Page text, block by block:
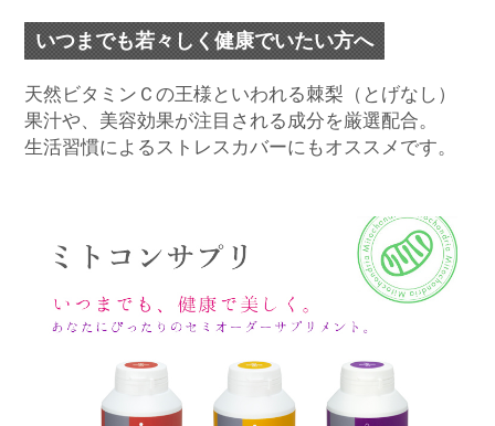
いつまでも若々しく健康でいたい方へ
天然ビタミンＣの王様といわれる棘梨（とげなし）
果汁や、美容効果が注目される成分を厳選配合。
生活習慣によるストレスカバーにもオススメです。